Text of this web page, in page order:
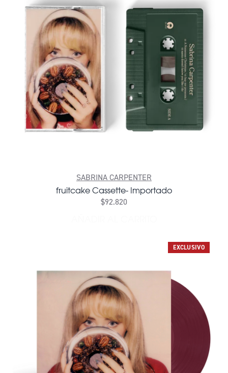
SABRINA CARPENTER
fruitcake Cassette- Importado
$92.820
EXCLUSIVO